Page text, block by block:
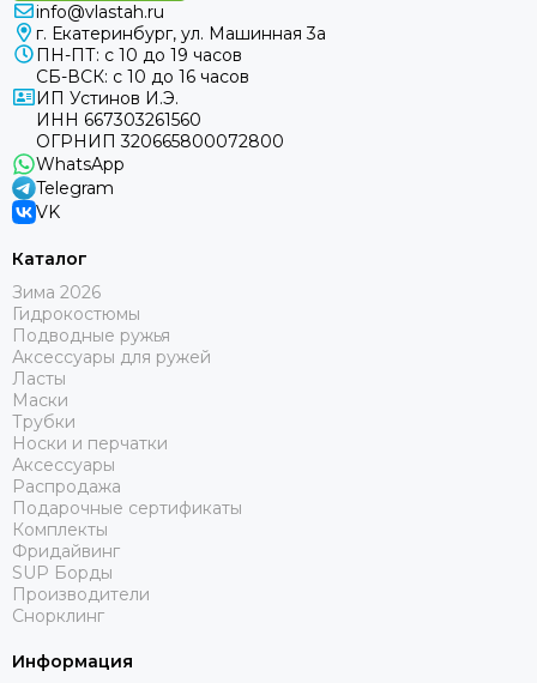
info@vlastah.ru
г. Екатеринбург, ул. Машинная 3а
ПН-ПТ: с 10 до 19 часов
СБ-ВСК: с 10 до 16 часов
ИП Устинов И.Э.
ИНН 667303261560
ОГРНИП 320665800072800
WhatsApp
Telegram
VK
Каталог
Зима 2026
Гидрокостюмы
Подводные ружья
Аксессуары для ружей
Ласты
Маски
Трубки
Носки и перчатки
Аксессуары
Распродажа
Подарочные сертификаты
Комплекты
Фридайвинг
SUP Борды
Производители
Снорклинг
Информация